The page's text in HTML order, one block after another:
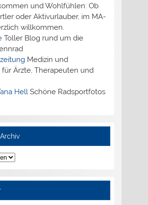
und Wohlfühlen: Ob
oder Aktivurlauber, im MA-
willkommen.
Toller Blog rund um die
Medizin und
Ärzte, Therapeuten und
Hell Schöne Radsportfotos